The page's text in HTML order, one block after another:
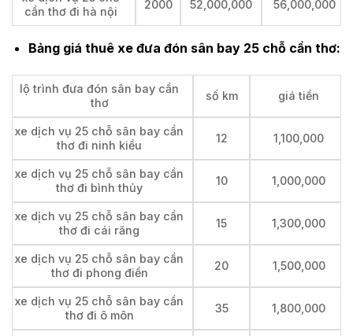
cần thơ đi hà nội
2000 52,000,000 56,000,000
Bảng giá thuê xe đưa đón sân bay 25 chỗ cần thơ:
lộ trình đưa đón sân bay cần
thơ
số km giá tiền
xe dịch vụ 25 chỗ sân bay cần
thơ đi ninh kiều
12 1,100,000
xe dịch vụ 25 chỗ sân bay cần
thơ đi bình thủy
10 1,000,000
xe dịch vụ 25 chỗ sân bay cần
thơ đi cái răng
15 1,300,000
xe dịch vụ 25 chỗ sân bay cần
thơ đi phong điền
20 1,500,000
xe dịch vụ 25 chỗ sân bay cần
thơ đi ô môn
35 1,800,000